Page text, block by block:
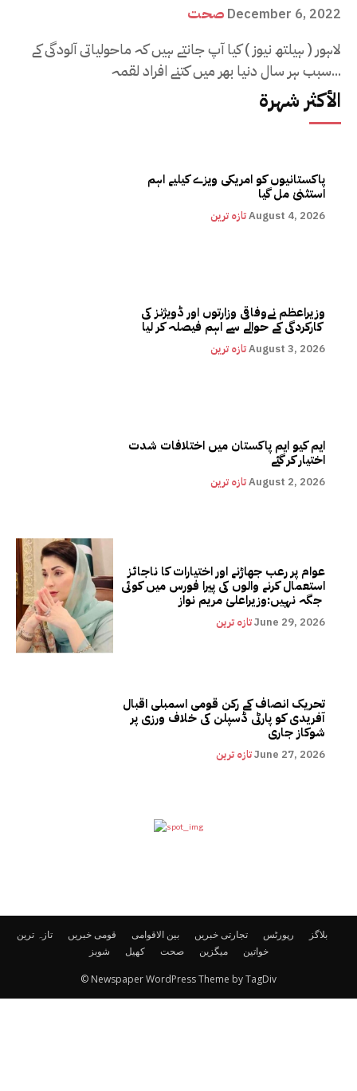
صحت December 6, 2022
لاہور ( ہیلتھ نیوز ) کیا آپ جانتے ہیں کہ ماحولیاتی آلودگی کے
سبب ہر سال دنیا بھر میں کتنے افراد لقمہ...
الأكثر شهرة
پاکستانیوں کو امریکی ویزے کیلیے اہم
استثنیٰ مل گیا
تازہ ترینAugust 4, 2026
وزیراعظم نےوفاقی وزارتوں اور ڈویژنز کی
کارکردگی کے حوالے سے اہم فیصلہ کر لیا
تازہ ترینAugust 3, 2026
ایم کیو ایم پاکستان میں اختلافات شدت
اختیار کر گئے
تازہ ترینAugust 2, 2026
عوام پر رعب جھاڑنے اور اختیارات کا ناجائز
استعمال کرنے والوں کی پیرا فورس میں کوئی
تازہ ترینJune 29, 2026
تحریک انصاف کے رکن قومی اسمبلی اقبال
آفریدی کو پارٹی ڈسپلن کی خلاف ورزی پر
شوکاز جاری
تازہ ترینJune 27, 2026
تازہ ترین قومی خبریں بین الاقوامی تجارتی خبریں رپورٹس
بلاگز
شوبز
کھیل صحت میگزین خواتین
© Newspaper WordPress Theme by TagDiv